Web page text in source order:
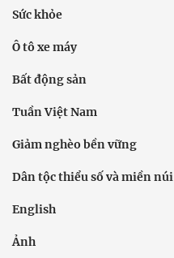
Sức khỏe
Ô tô xe máy
Bất động sản
Tuần Việt Nam
Giảm nghèo bền vững
Dân tộc thiểu số và miền núi
English
Ảnh